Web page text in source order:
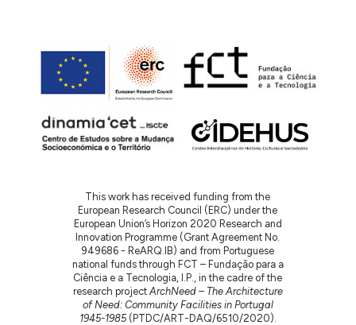
This work has received funding from the
European Research Council (ERC) under the
European Union’s Horizon 2020 Research and
Innovation Programme (Grant Agreement No.
949686 - ReARQ.IB) and from Portuguese
national funds through FCT – Fundação para a
Ciência e a Tecnologia, I.P., in the cadre of the
research project ArchNeed – The Architecture
of Need: Community Facilities in Portugal
1945-1985(PTDC/ART-DAQ/6510/2020).